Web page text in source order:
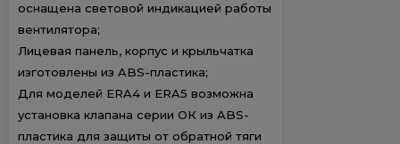
оснащена световой индикацией работы
вентилятора;
Лицевая панель, корпус и крыльчатка
изготовлены из ABS-пластика;
Для моделей ERA4 и ERA5 возможна
установка клапана серии ОК из ABS-
пластика для защиты от обратной тяги